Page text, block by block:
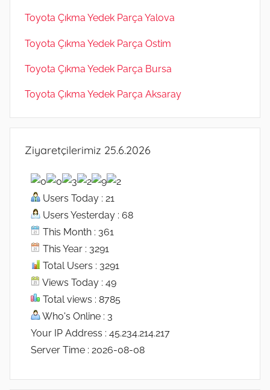
Toyota Çıkma Yedek Parça Yalova
Toyota Çıkma Yedek Parça Ostim
Toyota Çıkma Yedek Parça Bursa
Toyota Çıkma Yedek Parça Aksaray
Ziyaretçilerimiz 25.6.2026
Users Today : 21
Users Yesterday : 68
This Month : 361
This Year : 3291
Total Users : 3291
Views Today : 49
Total views : 8785
Who's Online : 3
Your IP Address : 45.234.214.217
Server Time : 2026-08-08